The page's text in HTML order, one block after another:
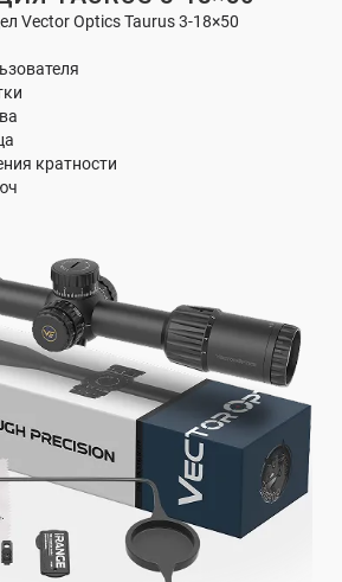
Vector Optics Taurus 3-18×50
кратности